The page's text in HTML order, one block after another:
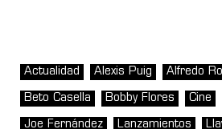
Actualidad Alexis Puig Alfredo
Beto Casella Bobby Flores Cine
Joe Fernández Lanzamientos